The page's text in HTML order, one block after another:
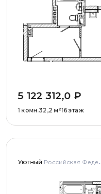
5 122 312,0 ₽
1 комн.32,2 м²16 этаж
Уютный Российская Федерация, Ханты-Мансийский автономный округ — Югра, г. о. Сургут, г. Сургут, ул. Семёна Билецкого, д. 5/1.